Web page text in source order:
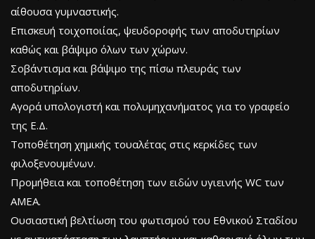
αίθουσα γυμναστικής.
Επισκευή τοιχοποιίας, ψευδοροφής των αποδυτηρίων
καθώς και βάψιμο όλων των χώρων.
Σοβάντισμα και βάψιμο της πίσω πλευράς των
αποδυτηρίων.
Αγορά υπολογιστή και πολυμηχανήματος για το γραφείο
της Ε.Δ.
Τοποθέτηση χημικής τουαλέτας στις κερκίδες των
φιλοξενουμένων.
Προμήθεια και τοποθέτηση των ειδών υγιεινής WC των
ΑΜΕΑ.
Ουσιαστική βελτίωση του φωτισμού του Εθνικού Σταδίου